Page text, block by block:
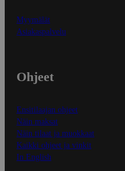
Myymälät
Asiakaspalvelu
Ohjeet
Ensitilaajan ohjeet
Näin maksat
Näin tilaat ja muokkaat
Kaikki ohjeet ja vinkit
In English